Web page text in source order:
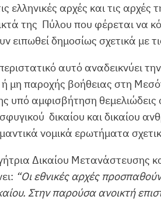
ελληνικές αρχές και τις
της Πύλου που φέρεται να
ειπωθεί δημοσίως σχετικά με
αυτό αναδεικνύει
παροχής βοήθειας στη
υπό αμφισβήτηση
δικαίου και δικαίου
νομικά ερωτήματα
Δικαίου Μετανάστευσης
“Οι εθνικές αρχές
Στην παρούσα ανοικτή